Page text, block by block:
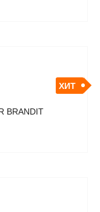
ХИТ
BRANDIT